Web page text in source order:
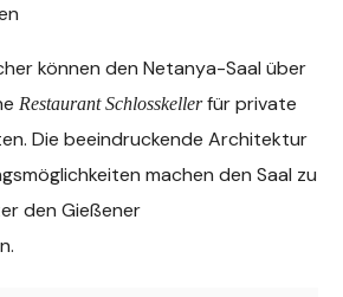
können den Netanya-Saal über
Restaurant Schlosskellerfür private
Die beeindruckende Architektur
machen den Saal zu
den Gießener